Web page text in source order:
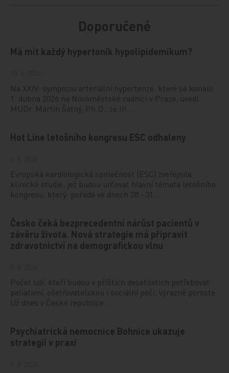
Doporučené
Má mít každý hypertonik hypolipidemikum?
Na XXIV. sympoziu arteriální hypertenze, které se konalo
1. dubna 2026 na Novoměstské radnici v Praze, uvedl
MUDr. Martin Šatný, Ph.D., ze III.…
Hot Line letošního kongresu ESC odhaleny
Evropská kardiologická společnost (ESC) zveřejnila
klinické studie, jež budou určovat hlavní témata letošního
kongresu, který pořádá ve dnech 28.–31…
Česko čeká bezprecedentní nárůst pacientů v
závěru života. Nová strategie má připravit
zdravotnictví na demografickou vlnu
Počet lidí, kteří budou v příštích desetiletích potřebovat
paliativní, ošetřovatelskou i sociální péči, výrazně poroste.
Už dnes v České republice…
Psychiatrická nemocnice Bohnice ukazuje
strategii v praxi